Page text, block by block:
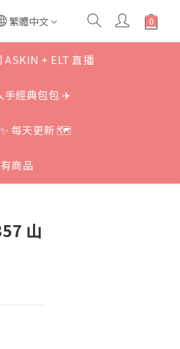
繁體中文
ASKIN + ELT 直播
經典包包 ✈️
每天更新 🗺
商品
山